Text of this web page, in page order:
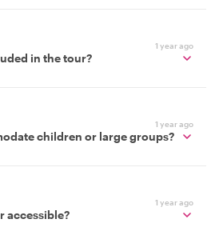
1 year ago
in the tour?
1 year ago
children or large groups?
1 year ago
accessible?